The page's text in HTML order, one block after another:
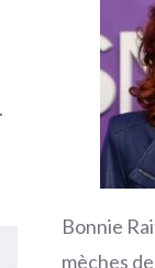
.
Bonnie
mèches